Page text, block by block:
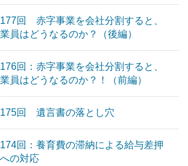
回 赤字事業を会社分割すると、
員はどうなるのか？（後編）
回：赤字事業を会社分割すると、
員はどうなるのか？！（前編）
回 遺言書の落とし穴
回：養育費の滞納による給与差押
の対応